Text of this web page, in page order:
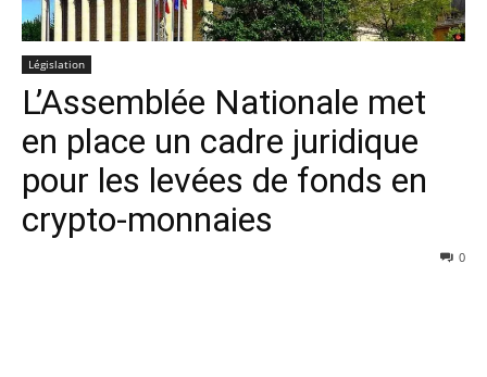
Législation
L’Assemblée Nationale met
en place un cadre juridique
pour les levées de fonds en
crypto-monnaies
0